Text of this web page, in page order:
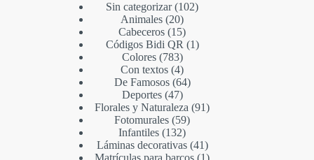
Sin categorizar 102
Animales 20
Cabeceros 15
Códigos Bidi QR
1
Colores 783
Con textos 4
De Famosos 64
Deportes 47
Florales y Naturaleza 91
Fotomurales 59
Infantiles 132
Láminas decorativas 41